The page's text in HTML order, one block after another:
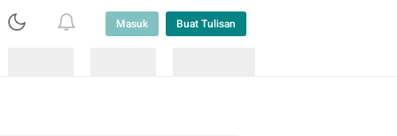
Masuk Buat Tulisan